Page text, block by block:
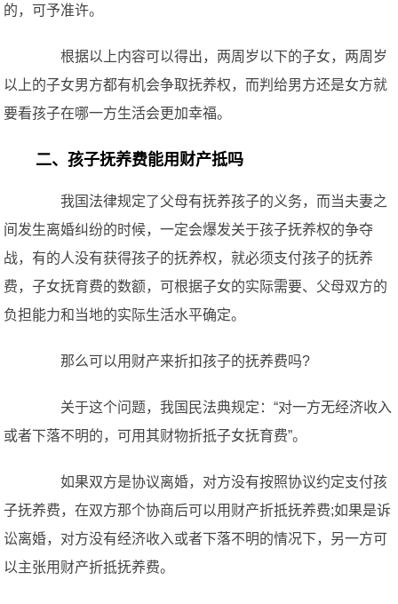
的，可予准许。
根据以上内容可以得出，两周岁以下的子女，两周岁
以上的子女男方都有机会争取抚养权，而判给男方还是女方就
要看孩子在哪一方生活会更加幸福。
二、孩子抚养费能用财产抵吗
我国法律规定了父母有抚养孩子的义务，而当夫妻之
间发生离婚纠纷的时候，一定会爆发关于孩子抚养权的争夺
战，有的人没有获得孩子的抚养权，就必须支付孩子的抚养
费，子女抚育费的数额，可根据子女的实际需要、父母双方的
负担能力和当地的实际生活水平确定。
那么可以用财产来折扣孩子的抚养费吗?
关于这个问题，我国民法典规定：“对一方无经济收入
或者下落不明的，可用其财物折抵子女抚育费”。
如果双方是协议离婚，对方没有按照协议约定支付孩
子抚养费，在双方那个协商后可以用财产折抵抚养费;如果是诉
讼离婚，对方没有经济收入或者下落不明的情况下，另一方可
以主张用财产折抵抚养费。